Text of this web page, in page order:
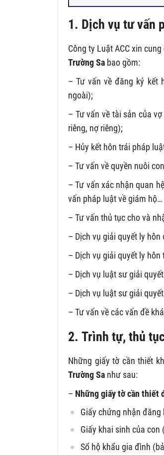
1. Dịch vụ tư vấn
Công ty Luật ACC xin
Trường Sa bao gồm:
– Tư vấn về đăng ký kết
ngoài);
– Tư vấn về tài sản của
riêng, nợ riêng);
– Hủy kết hôn trái pháp
– Tư vấn về quyền nuôi
– Tư vấn xác nhận quan
vấn pháp luật về giám hộ…
– Tư vấn thủ tục cho và
– Dịch vụ giải quyết ly hôn
– Dịch vụ giải quyết ly hôn
– Dịch vụ luật sư giải
– Dịch vụ luật sư giải
– Tư vấn về các vấn đề
2. Trình tự, thủ
Những giấy tờ cần thiết
Trường Sa như sau:
– Những giấy tờ cần thiết
Giấy chứng nhận
Giấy khai sinh của
Sổ hộ khẩu gia đình